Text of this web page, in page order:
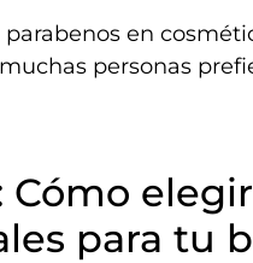
en
personas
Cómo
para tu